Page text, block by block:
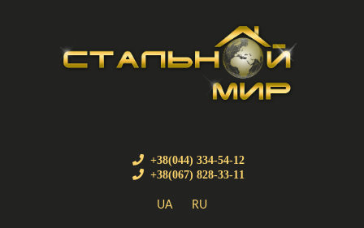
+38(044) 334-54-12
+38(067) 828-33-11
UA RU